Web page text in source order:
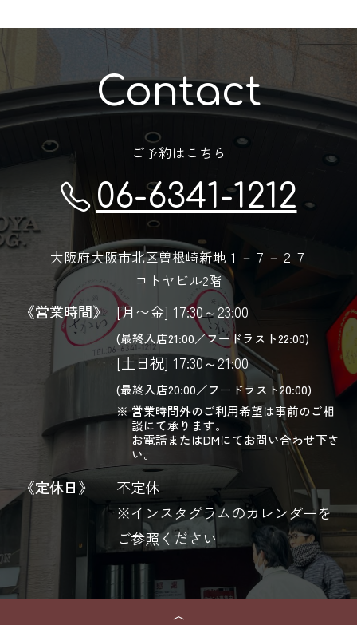
Contact
ご予約はこちら
06-6341-1212
大阪府大阪市北区曽根崎新地１－７－２７
コトヤビル2階
《営業時間》 [月〜金] 17:30～23:00
(最終入店21:00／フードラスト22:00)
[土日祝] 17:30～21:00
(最終入店20:00／フードラスト20:00)
営業時間外のご利用希望は事前のご相
談にて承ります。
お電話またはDMにてお問い合わせ下さ
い。
《定休日》
不定休
※インスタグラムのカレンダーを
ご参照ください